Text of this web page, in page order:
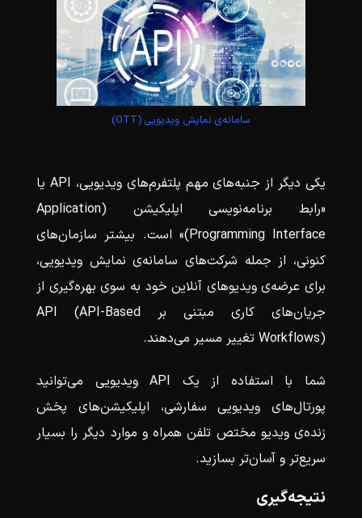
سامانه‌ی نمایش ویدیویی (OTT)
یکی دیگر از جنبه‌های مهم پلتفرم‌های ویدیویی، API یا
«رابط برنامه‌نویسی اپلیکیشن (Application
Programming Interface)» است. بیشتر سازمان‌های
کنونی، از جمله شرکت‌های سامانه‌ی نمایش ویدیویی،
برای عرضه‌ی ویدیوهای آنلاین خود به سوی بهره‌گیری از
جریان‌های کاری مبتنی بر API (API-Based
Workflows) تغییر مسیر می‌دهند.
شما با استفاده از یک API ویدیویی می‌توانید
پورتال‌های ویدیویی سفارشی، اپلیکیشن‌های پخش
زنده‌ی ویدیو مختص تلفن همراه و موارد دیگر را بسیار
سریع‌تر و آسان‌تر بسازید.
نتیجه‌گیری